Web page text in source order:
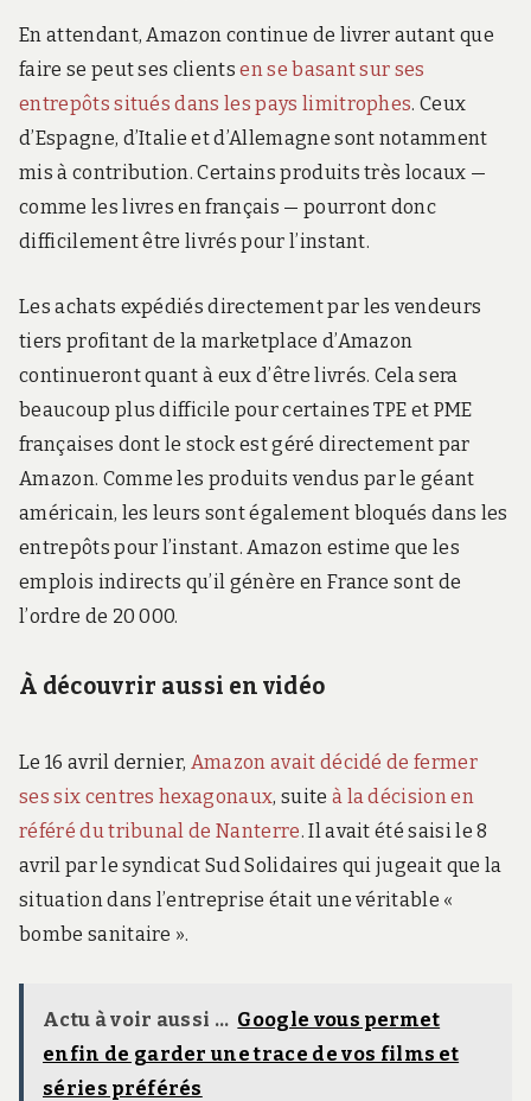
En attendant, Amazon continue de livrer autant que
faire se peut ses clientsen se basant sur ses
entrepôts situés dans les pays limitrophes. Ceux
d’Espagne, d’Italie et d’Allemagne sont notamment
mis à contribution. Certains produits très locaux —
comme les livres en français — pourront donc
difficilement être livrés pour l’instant.
Les achats expédiés directement par les vendeurs
tiers profitant de la marketplace d’Amazon
continueront quant à eux d’être livrés. Cela sera
beaucoup plus difficile pour certaines TPE et PME
françaises dont le stock est géré directement par
Amazon. Comme les produits vendus par le géant
américain, les leurs sont également bloqués dans les
entrepôts pour l’instant. Amazon estime que les
emplois indirects qu’il génère en France sont de
l’ordre de 20 000.
À découvrir aussi en vidéo
Le 16 avril dernier, Amazon avait décidé de fermer
ses six centres hexagonaux, suite à la décision en
référé du tribunal de Nanterre. Il avait été saisi le 8
avril par le syndicat Sud Solidaires qui jugeait que la
situation dans l’entreprise était une véritable «
bombe sanitaire ».
Actu à voir aussi ... Google vous permet
enfin de garder une trace de vos films et
séries préférés